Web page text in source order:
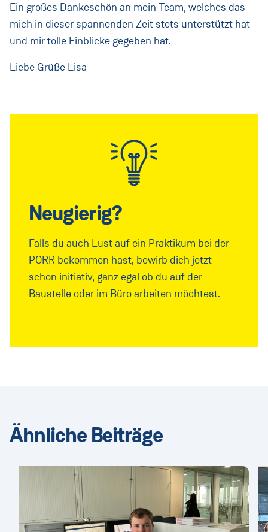
Ein großes Dankeschön an mein Team, welches das
mich in dieser spannenden Zeit stets unterstützt hat
und mir tolle Einblicke gegeben hat.
Liebe Grüße Lisa
Neugierig?
Falls du auch Lust auf ein Praktikum bei der
PORR bekommen hast, bewirb dich jetzt
schon initiativ, ganz egal ob du auf der
Baustelle oder im Büro arbeiten möchtest.
Ähnliche Beiträge